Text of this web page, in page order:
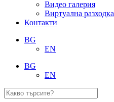
Видео галерия
Виртуална разходка
Контакти
BG
EN
BG
EN